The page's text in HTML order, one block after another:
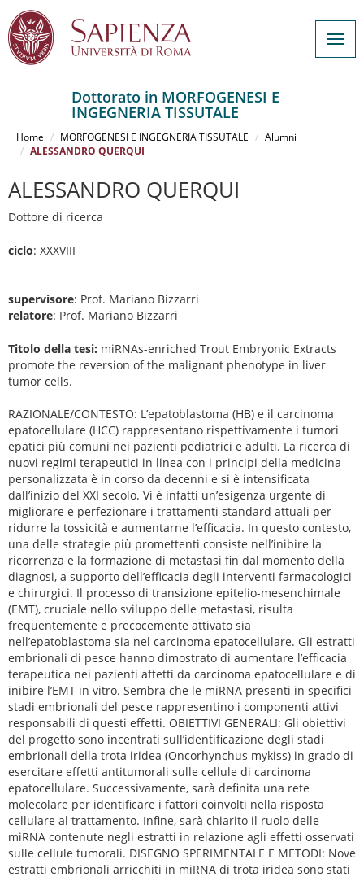
contenuto
Dottorato in MORFOGENESI E
INGEGNERIA TISSUTALE
Home MORFOGENESI E INGEGNERIA TISSUTALE
Alumni
ALESSANDRO QUERQUI
ALESSANDRO QUERQUI
Dottore di ricerca
ciclo: XXXVIII
supervisore: Prof. Mariano Bizzarri
relatore: Prof. Mariano Bizzarri
Titolo della tesi: miRNAs-enriched Trout Embryonic Extracts
promote the reversion of the malignant phenotype in liver
tumor cells.
RAZIONALE/CONTESTO: L’epatoblastoma (HB) e il carcinoma
epatocellulare (HCC) rappresentano rispettivamente i tumori
epatici più comuni nei pazienti pediatrici e adulti. La ricerca di
nuovi regimi terapeutici in linea con i principi della medicina
personalizzata è in corso da decenni e si è intensificata
dall’inizio del XXI secolo. Vi è infatti un’esigenza urgente di
migliorare e perfezionare i trattamenti standard attuali per
ridurre la tossicità e aumentarne l’efficacia. In questo contesto,
una delle strategie più promettenti consiste nell’inibire la
ricorrenza e la formazione di metastasi fin dal momento della
diagnosi, a supporto dell’efficacia degli interventi farmacologici
e chirurgici. Il processo di transizione epitelio-mesenchimale
(EMT), cruciale nello sviluppo delle metastasi, risulta
frequentemente e precocemente attivato sia
nell’epatoblastoma sia nel carcinoma epatocellulare. Gli estratti
embrionali di pesce hanno dimostrato di aumentare l’efficacia
terapeutica nei pazienti affetti da carcinoma epatocellulare e di
inibire l’EMT in vitro. Sembra che le miRNA presenti in specifici
stadi embrionali del pesce rappresentino i componenti attivi
responsabili di questi effetti. OBIETTIVI GENERALI: Gli obiettivi
del progetto sono incentrati sull’identificazione degli stadi
embrionali della trota iridea (Oncorhynchus mykiss) in grado di
esercitare effetti antitumorali sulle cellule di carcinoma
epatocellulare. Successivamente, sarà definita una rete
molecolare per identificare i fattori coinvolti nella risposta
cellulare al trattamento. Infine, sarà chiarito il ruolo delle
miRNA contenute negli estratti in relazione agli effetti osservati
sulle cellule tumorali. DISEGNO SPERIMENTALE E METODI: Nove
estratti embrionali arricchiti in miRNA di trota iridea sono stati